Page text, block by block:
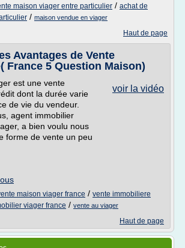
maison viager entre particulier / achat de
/ maison vendue en viager
Haut de page
Avantages de Vente
France 5 Question Maison)
voir la vidéo
est une vente
dont la durée varie
de vie du vendeur.
agent immobilier
a bien voulu nous
forme de vente un peu
maison viager france / vente immobiliere
viager france / vente au viager
Haut de page